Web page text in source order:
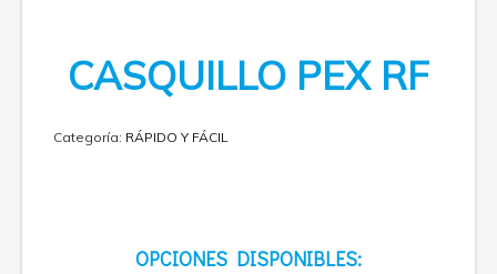
CASQUILLO PEX RF
Categoría: RÁPIDO Y FÁCIL
OPCIONES DISPONIBLES: